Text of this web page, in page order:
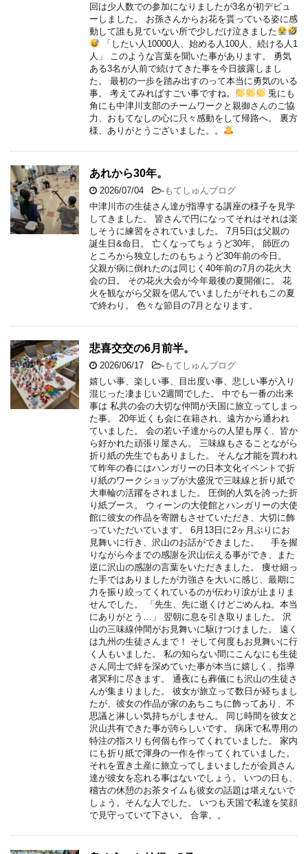
回は少人数での参加になりましたが3名が初デビュ
ーしました。 お孫さんからお花を貰っている姿に感
動して誰も見ていない所で少しだけ泣きました
「したい人10000人、始める人100人、続ける人1
人」 このような言葉を聞いた事があります。 勇気
ある3名が人前で続けてきた事を今日披露しまし
た。 最初の一歩を踏み出すのって本当に勇気のいる
事。 考えてみればすごい事ですね。
兎にも
角にも中津川支部のチームワークと親御さんのご協
力、おもてなしの心に只々感動をして帰路へ。 裏方
様、ありがとうございました。。
あれから30年。
2026/07/04 -もてしゅんブログ
中津川市の生徒さん達が指導する講座の様子を見学
してきました。 皆さんで円になってそれはそれは楽
しそうに練習をされていました。 7月5日は父親の
誕生日&命日。 亡くなってちょうど30年。 師匠の
ところから独立したのもちょうど30年前の今日。
父親が病に倒れたのは同じく40年前の7月の花火大
会の日。 その花火大会が今年最後の夏開催に。 花
火を観ながら父親を偲んでいましたがそれもこの夏
で終わり。 色々な節目の7月となります。
悲喜交交の6月前半。
2026/06/17 -もてしゅんブログ
嬉しい事、楽しい事、目出度い事、悲しい事が入り
混じった凄まじい2週間でした。 中でも一番の出来
事は 私共の会の大切な仲間が天国に旅立ってしまっ
た事。 20年近くも会に在籍され、遠方から通われ
ていました。 会の若い子達からの人望も厚く、皆か
ら好かれた頑張り屋さん。 三味線もさることながら
折り紙の先生でもありました。 そんな才能を買われ
て昨年の春にはハンガリーの日本文化イベントで折
り紙のワークショップが大盛況で三味線と折り紙で
大車輪の活躍をされました。 圧倒的人気を誇った折
り紙ブース。 ウィーンの大使館とハンガリーの大使
館に彼女の作品を寄贈もさせていただき、大切に飾
っていただいています。 6月13日に2ヶ月ぶりにお
見舞いに行き、沢山のお話ができました。 手を握
りながら今までの感謝を沢山伝える事ができ、また
逆に沢山の感謝の言葉をいただきました。 痩せ細っ
た手ではありましたが力強さを大いに感じ、最期に
力を振り絞ってくれているのが伝わり涙が止まりま
せんでした。 「先生、先に逝くけどごめんね。本当
にありがとう…」 翌朝に息を引き取りました。 沢
山の三味線仲間がお見舞いに駆けつけました。 遠く
は九州の生徒さんまで！ そして何度もお見舞いに行
く人もいました。 私の知らない間にこんなにも生徒
さん同士で絆を深めていた事が本当に嬉しく、指導
者冥利に尽きます。 通夜にも葬儀にも沢山の生徒さ
んが集まりました。 彼女が旅立って数日が経ちまし
たが、彼女の作品が家のあちこちに飾ってあり、不
思議と淋しい気持ちがしません。 同じ時間を彼女と
沢山共有できた事が誇らしいです。 病床で私専用の
特注の指スリも何個も作ってくれていました。 家内
にも折り紙で渾身の一作を作ってくれていました。
それを置き土産に旅立ってしまいましたが会員さん
達が彼女を忘れる事はないでしょう。 いつの日も、
稽古の休憩のお茶タイムも彼女の話題は堪えないで
しょう。そんな人でした。 いつも天国で私達を笑顔
で見守っていて下さい。 合掌。。